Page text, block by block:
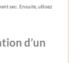
sec. Ensuite, utlisez
d’un